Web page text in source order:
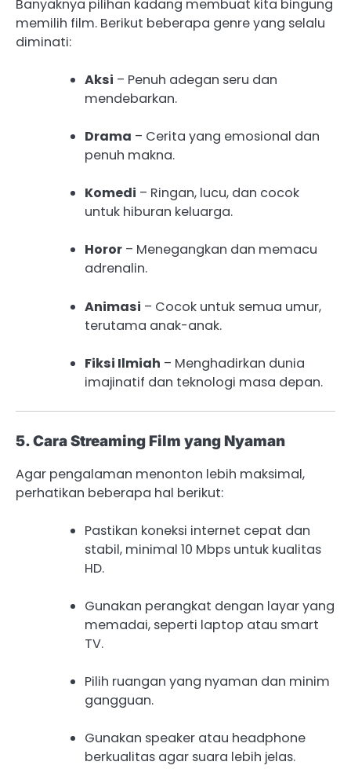
Banyaknya pilihan kadang membuat kita bingung
memilih film. Berikut beberapa genre yang selalu
diminati:
Aksi – Penuh adegan seru dan
mendebarkan.
Drama – Cerita yang emosional dan
penuh makna.
Komedi – Ringan, lucu, dan cocok
untuk hiburan keluarga.
Horor – Menegangkan dan memacu
adrenalin.
Animasi – Cocok untuk semua umur,
terutama anak-anak.
Fiksi Ilmiah – Menghadirkan dunia
imajinatif dan teknologi masa depan.
5. Cara Streaming Film yang Nyaman
Agar pengalaman menonton lebih maksimal,
perhatikan beberapa hal berikut:
Pastikan koneksi internet cepat dan
stabil, minimal 10 Mbps untuk kualitas
HD.
Gunakan perangkat dengan layar yang
memadai, seperti laptop atau smart
TV.
Pilih ruangan yang nyaman dan minim
gangguan.
Gunakan speaker atau headphone
berkualitas agar suara lebih jelas.